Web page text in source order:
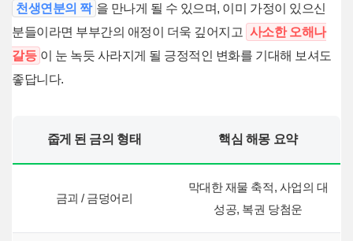
천생연분의 짝 을 만나게 될 수 있으며, 이미 가정이 있으신
분들이라면 부부간의 애정이 더욱 깊어지고 사소한 오해나
갈등 이 눈 녹듯 사라지게 될 긍정적인 변화를 기대해 보셔도
좋답니다.
줍게 된 금의 형태 핵심 해몽 요약
금괴 / 금덩어리
막대한 재물 축적, 사업의 대
성공, 복권 당첨운